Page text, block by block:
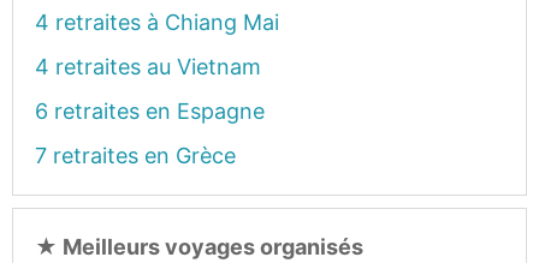
4 retraites à Chiang Mai
4 retraites au Vietnam
6 retraites en Espagne
7 retraites en Grèce
★ Meilleurs voyages organisés